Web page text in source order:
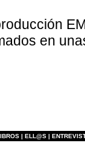
en
| ELL@S |